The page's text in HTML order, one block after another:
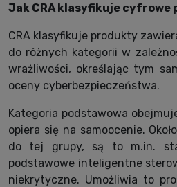
Jak CRA klasyfikuje cyfrowe
CRA klasyfikuje produkty
do różnych kategorii w
wrażliwości, określając tym
oceny cyberbezpieczeństwa.
Kategoria podstawowa
opiera się na samoocenie.
do tej grupy, są to m.in.
podstawowe inteligentne
niekrytyczne. Umożliwia to